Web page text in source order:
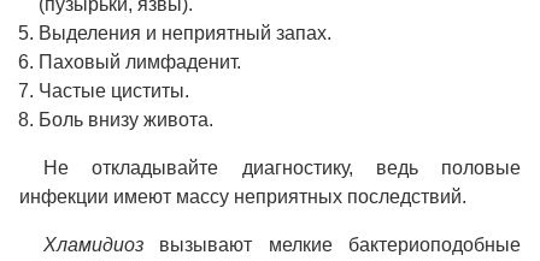
Выделения и неприятный запах.
Паховый лимфаденит.
Частые циститы.
Боль внизу живота.
Не откладывайте диагностику, ведь половые
инфекции имеют массу неприятных последствий.
Хламидиоз вызывают мелкие бактериоподобные